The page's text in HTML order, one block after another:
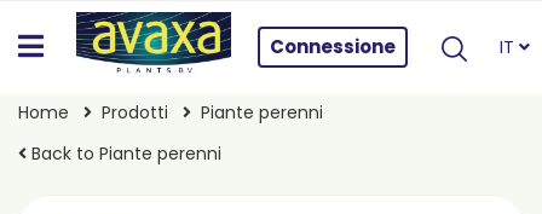
Connessione IT
Home Prodotti
Piante perenni
Back to Piante perenni